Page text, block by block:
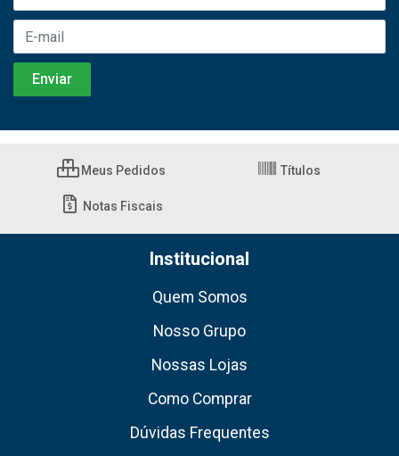
Meus Pedidos Títulos
Notas Fiscais
Institucional
Quem Somos
Nosso Grupo
Nossas Lojas
Como Comprar
Dúvidas Frequentes